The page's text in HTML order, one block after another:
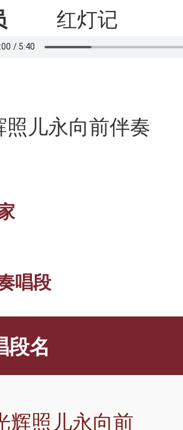
红灯记
照儿永向前伴奏
唱段
段名
辉照儿永向前